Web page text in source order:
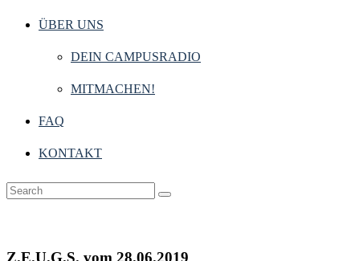
ÜBER UNS
DEIN CAMPUSRADIO
MITMACHEN!
FAQ
KONTAKT
Z.E.U.G.S. vom 28.06.2019